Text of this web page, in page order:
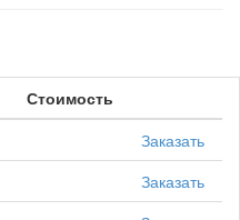
Стоимость
Заказать
Заказать